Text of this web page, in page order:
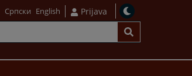
Српски English Prijava